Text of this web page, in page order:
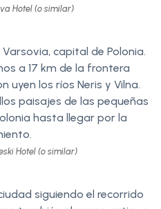
Hotel (o similar)
capital de Polonia.
a 17 km de la frontera
uyen los ríos Neris y Vilna.
paisajes de las pequeñas
hasta llegar por la
Hotel (o similar)
siguiendo el recorrido